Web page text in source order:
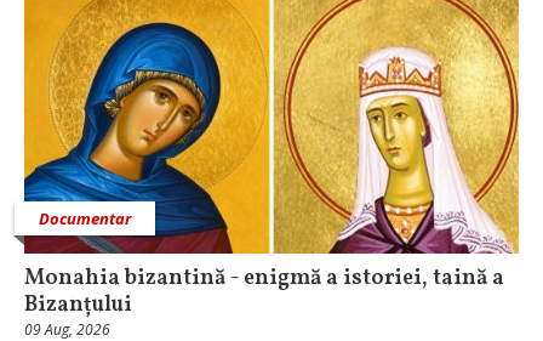
Documentar
Monahia bizantină - enigmă a istoriei, taină a
Bizanțului
09 Aug, 2026